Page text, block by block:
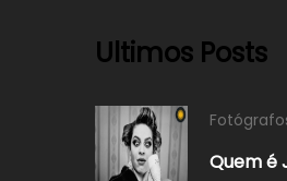
Ultimos Posts
Quem é